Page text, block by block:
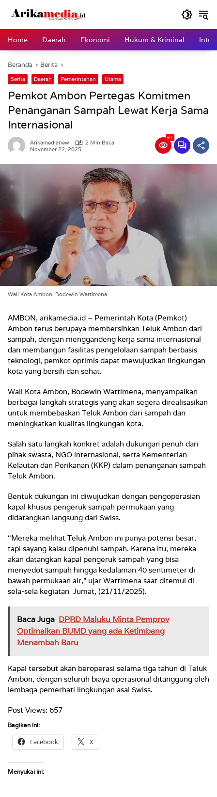
Home
Daerah Ekonomi Hukum & Kriminal
Beranda Berita
Berita Daerah Pemerintahan Utama
Pemkot Ambon Pertegas Komitmen
Penanganan Sampah Lewat Kerja Sama
Internasional
Arikamedianew
2 Min Baca
November 22, 2025
61
Wali Kota Ambon, Bodewin Wattimena
AMBON, arikamedia.id – Pemerintah Kota (Pemkot)
Ambon terus berupaya membersihkan Teluk Ambon dari
sampah, dengan menggandeng kerja sama internasional
dan membangun fasilitas pengelolaan sampah berbasis
teknologi, pemkot optimis dapat mewujudkan lingkungan
kota yang bersih dan sehat.
Wali Kota Ambon, Bodewin Wattimena, menyampaikan
berbagai langkah strategis yang akan segera direalisasikan
untuk membebaskan Teluk Ambon dari sampah dan
meningkatkan kualitas lingkungan kota.
Salah satu langkah konkret adalah dukungan penuh dari
pihak swasta, NGO internasional, serta Kementerian
Kelautan dan Perikanan (KKP) dalam penanganan sampah
Teluk Ambon.
Bentuk dukungan ini diwujudkan dengan pengoperasian
kapal khusus pengeruk sampah permukaan yang
didatangkan langsung dari Swiss.
“Mereka melihat Teluk Ambon ini punya potensi besar,
tapi sayang kalau dipenuhi sampah. Karena itu, mereka
akan datangkan kapal pengeruk sampah yang bisa
menyedot sampah hingga kedalaman 40 sentimeter di
bawah permukaan air,” ujar Wattimena saat ditemui di
sela-sela kegiatan Jumat, (21/11/2025).
Baca Juga DPRD Maluku Minta Pemprov
Optimalkan BUMD yang ada Ketimbang
Menambah Baru
Kapal tersebut akan beroperasi selama tiga tahun di Teluk
Ambon, dengan seluruh biaya operasional ditanggung oleh
lembaga pemerhati lingkungan asal Swiss.
Post Views: 657
Bagikan ini:
Facebook X
Menyukai ini: